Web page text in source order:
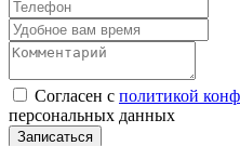
Согласен с политикой
персональных данных